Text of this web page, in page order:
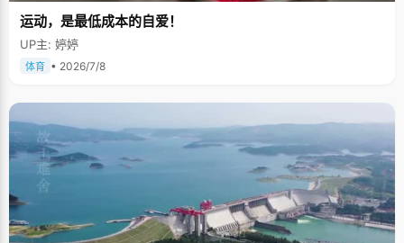
运动，是最低成本的自爱！
UP主: 婷婷
体育 • 2026/7/8